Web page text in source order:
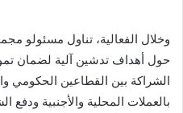
وخلال الفعالية، تناول مسئولو
حول أهداف تدشين آلية لضمان
الشراكة بين القطاعين
بالعملات المحلية والأجنبية